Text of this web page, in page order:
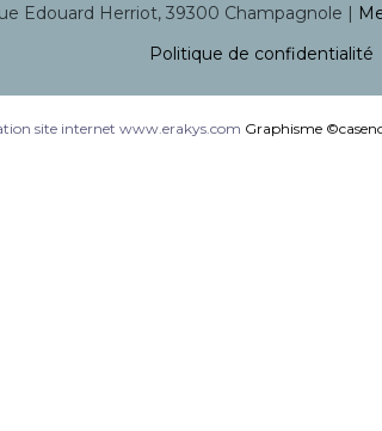
Edouard Herriot, 39300 Champagnole |
Politique de confidentialité
site internet www.erakys.com Graphisme